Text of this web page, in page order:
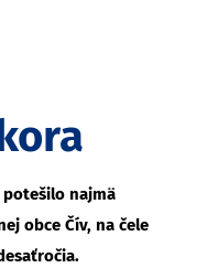
najmä
obce Čív, na čele